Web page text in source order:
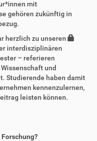
mit
gehören zukünftig in
herzlich zu unseren
interdisziplinären
– referieren
und
Studierende haben damit
kennenzulernen,
leisten können.